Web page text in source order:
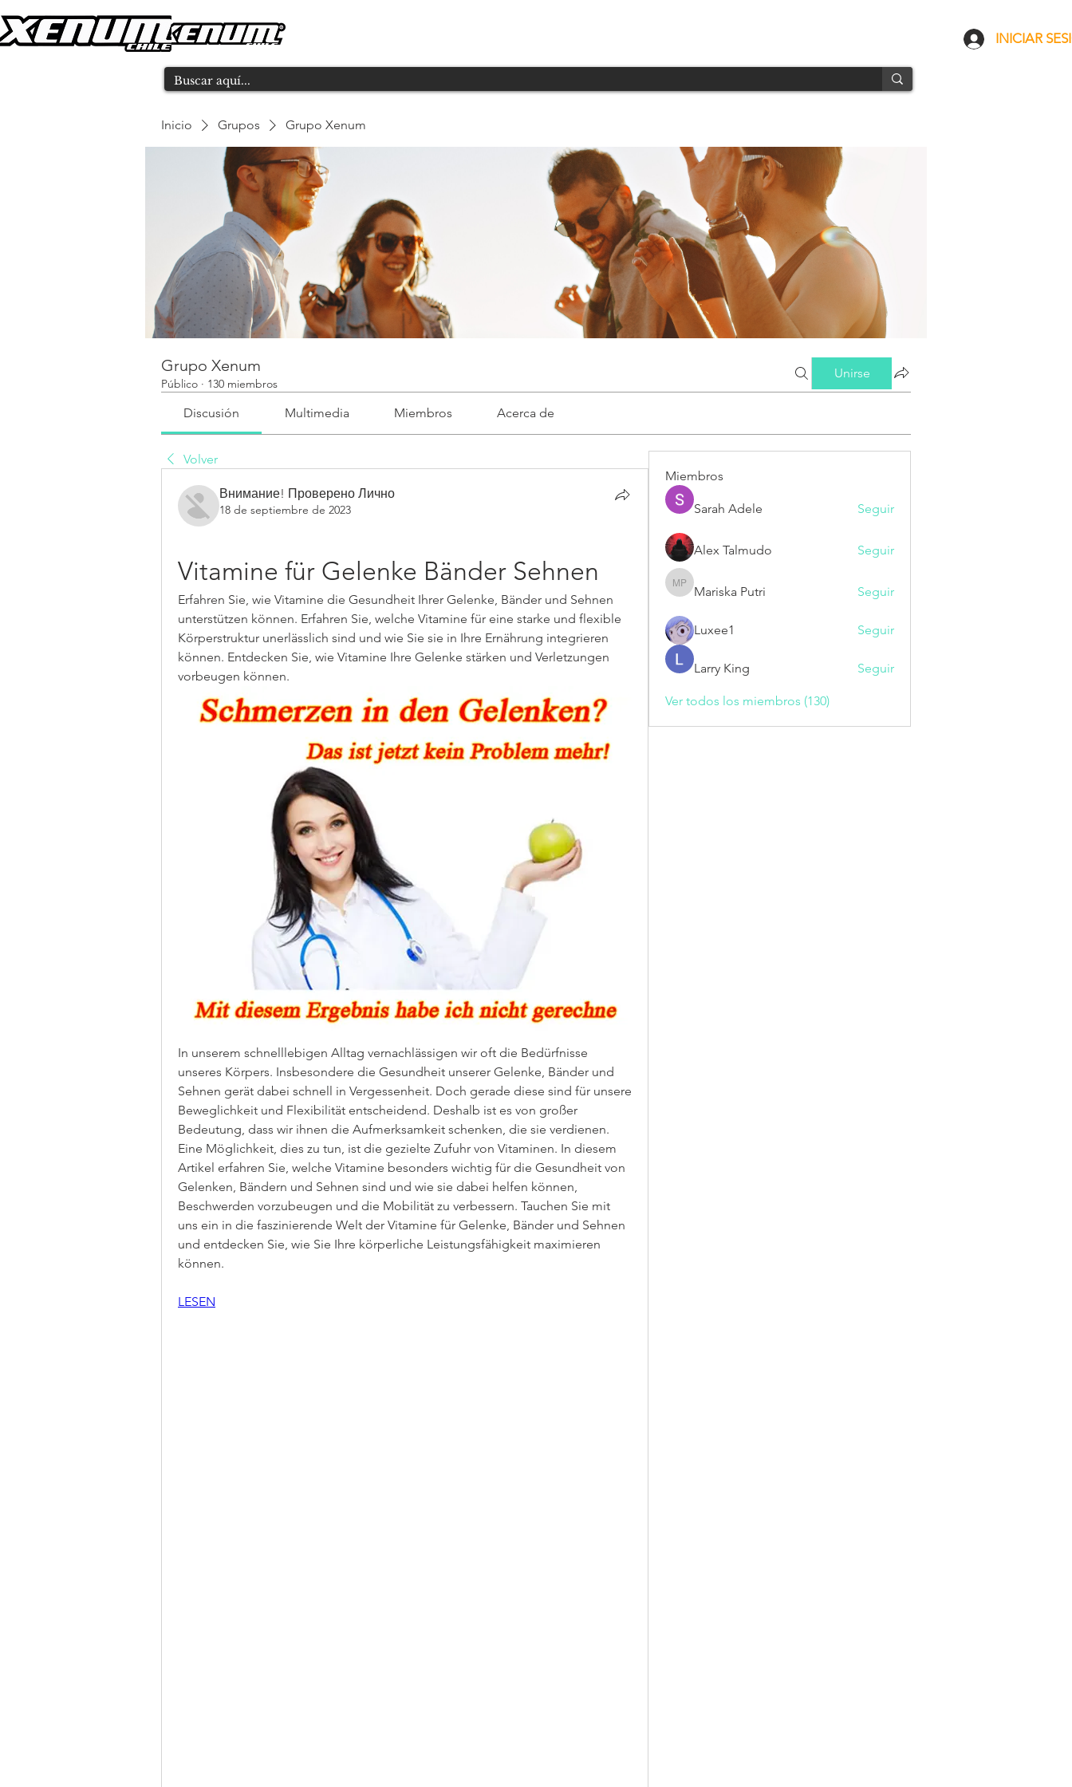
Inicio Grupos Grupo Xenum
Grupo Xenum
Público · 130 miembros
Unirse
Discusión Multimedia Miembros Acerca de
Volver
Внимание! Проверено Лично
18 de septiembre de 2023
Vitamine für Gelenke Bänder Sehnen
Erfahren Sie, wie Vitamine die Gesundheit Ihrer Gelenke, Bänder und Sehnen
unterstützen können. Erfahren Sie, welche Vitamine für eine starke und flexible
Körperstruktur unerlässlich sind und wie Sie sie in Ihre Ernährung integrieren
können. Entdecken Sie, wie Vitamine Ihre Gelenke stärken und Verletzungen
vorbeugen können.
In unserem schnelllebigen Alltag vernachlässigen wir oft die Bedürfnisse
unseres Körpers. Insbesondere die Gesundheit unserer Gelenke, Bänder und
Sehnen gerät dabei schnell in Vergessenheit. Doch gerade diese sind für unsere
Beweglichkeit und Flexibilität entscheidend. Deshalb ist es von großer
Bedeutung, dass wir ihnen die Aufmerksamkeit schenken, die sie verdienen.
Eine Möglichkeit, dies zu tun, ist die gezielte Zufuhr von Vitaminen. In diesem
Artikel erfahren Sie, welche Vitamine besonders wichtig für die Gesundheit von
Gelenken, Bändern und Sehnen sind und wie sie dabei helfen können,
Beschwerden vorzubeugen und die Mobilität zu verbessern. Tauchen Sie mit
uns ein in die faszinierende Welt der Vitamine für Gelenke, Bänder und Sehnen
und entdecken Sie, wie Sie Ihre körperliche Leistungsfähigkeit maximieren
können.
LESEN
Miembros
Sarah Adele Seguir
Alex Talmudo Seguir
Mariska Putri
Mariska Putri Seguir
Luxee1 Seguir
Larry King Seguir
Ver todos los miembros (130)
INICIAR